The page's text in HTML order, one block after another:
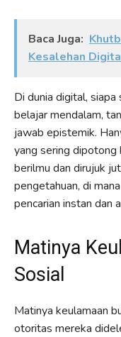
Baca Juga:
Kesalehan
Di dunia digital,
belajar mendalam,
jawab epistemik.
yang sering dipotong
berilmu dan dirujuk
pengetahuan, di
pencarian instan dan
Matinya
Sosial
Matinya keulamaan
otoritas mereka